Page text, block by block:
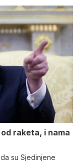
raketa, i nama
su Sjedinjene